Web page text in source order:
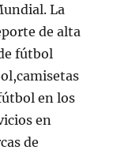
La
de alta
fútbol
en los
en
de